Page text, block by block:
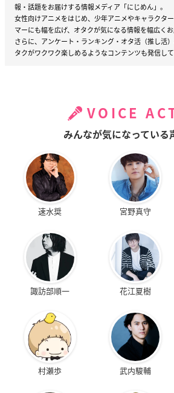
報・話題をお届けする情報メディア「にじめん」。
女性向けアニメをはじめ、少年アニメやキャラクタ
マーにも幅を広げ、オタクが気になる情報を幅広くお
さらに、アンケート・ランキング・オタ活（推し活
タクがワクワク楽しめるようなコンテンツも発信して
VOICE
みんなが気になっている
速水奨 宮野真守
諏訪部順一 花江夏樹
村瀬歩 武内駿輔